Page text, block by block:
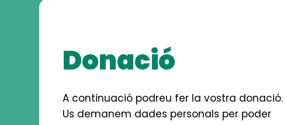
Donació
A continuació podreu fer la vostra donació.
Us demanem dades personals per poder